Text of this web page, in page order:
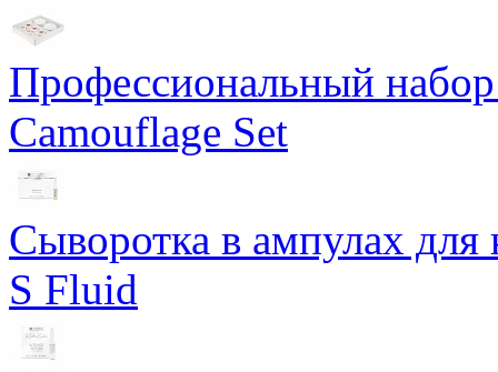
Профессиональный
Camouflage Set
Сыворотка в ампулах для
S Fluid